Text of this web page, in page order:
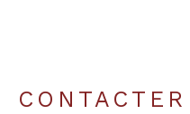
CONTACTER